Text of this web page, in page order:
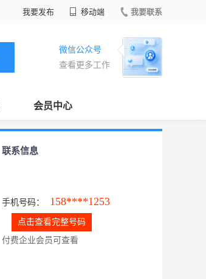
我要发布 移动端 我要联系
微信公众号
查看更多工作
会员中心
联系信息
手机号码： 158****1253
点击查看完整号码
付费企业会员可查看